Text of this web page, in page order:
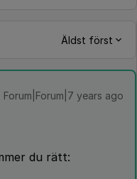
Äldst först
Forum|Forum|7 years ago
du rätt: